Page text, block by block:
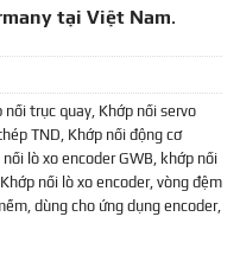
tại Việt Nam.
nối trục quay, Khớp nối servo
TND, Khớp nối động cơ
nối lò xo encoder GWB, khớp nối
Khớp nối lò xo encoder, vòng đệm
, dùng cho ứng dụng encoder,